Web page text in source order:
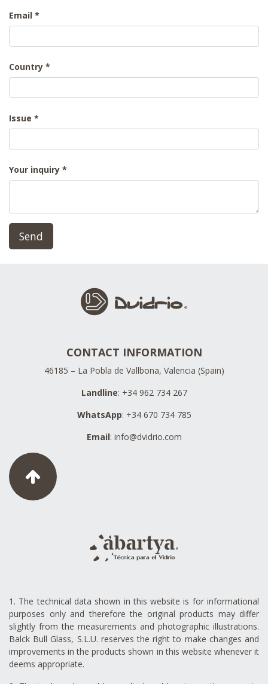
Email
Country
Issue
Your inquiry
Send
CONTACT INFORMATION
46185 – La Pobla de Vallbona, Valencia (Spain)
Landline: +34 962 734 267
WhatsApp: +34 670 734 785
Email: info@dvidrio.com
1. The technical data shown in this website is for informational
purposes only and therefore the original products may differ
slightly from the measurements and photographic illustrations.
Balck Bull Glass, S.L.U. reserves the right to make changes and
improvements in the products shown in this website whenever it
deems appropriate.